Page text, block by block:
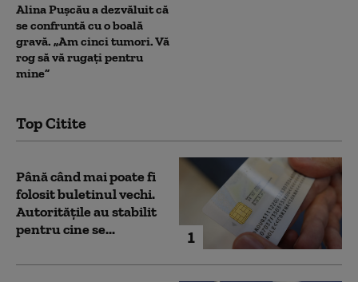
Alina Pușcău a dezvăluit că
se confruntă cu o boală
gravă. „Am cinci tumori. Vă
rog să vă rugați pentru
mine”
Top Citite
1
Până când mai poate fi
folosit buletinul vechi.
Autoritățile au stabilit
pentru cine se...